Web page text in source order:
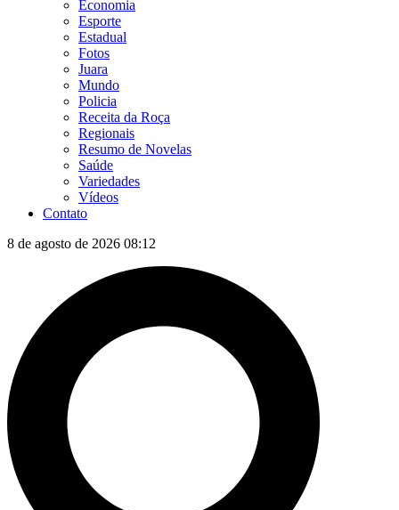
Economia
Esporte
Estadual
Fotos
Juara
Mundo
Policia
Receita da Roça
Regionais
Resumo de Novelas
Saúde
Variedades
Vídeos
Contato
8 de agosto de 2026 08:12